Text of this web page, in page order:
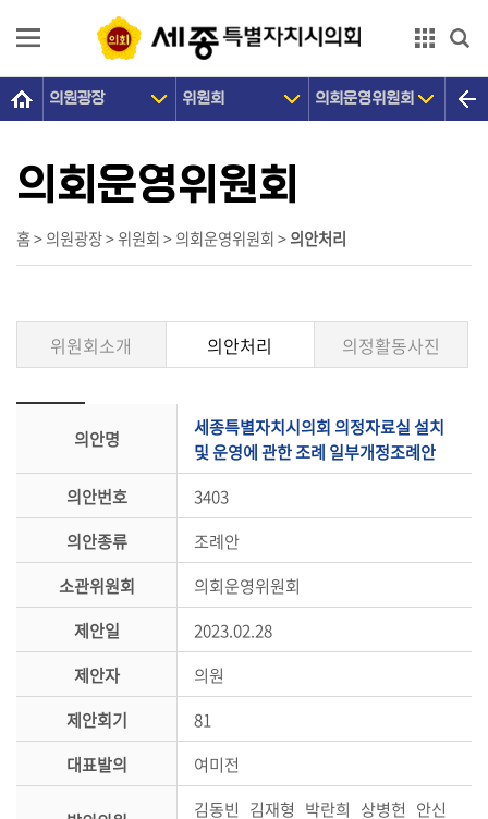
의
개
의
원
장
의
민
통
회
의원광장 위원회 의회운영위원회
홈 > 의원광장 > 위원회 > 의회운영위원회 >의안처리
의회운영위원회
위원회소개 의안처리 의정활동사진
의안명
세종특별자치시의회 의정자료실 설치
및 운영에 관한 조례 일부개정조례안
의안번호
3403
의안종류
조례안
소관위원회
의회운영위원회
제안일
2023.02.28
제안자
의원
제안회기
81
대표발의
여미전
김동빈 김재형 박란희 상병헌 안신